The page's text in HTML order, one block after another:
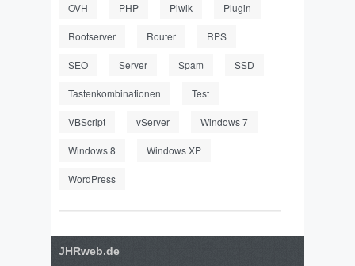
OVH PHP Piwik Plugin
Rootserver Router RPS
SEO Server Spam SSD
Tastenkombinationen Test
VBScript vServer Windows 7
Windows 8 Windows XP
WordPress
JHRweb.de